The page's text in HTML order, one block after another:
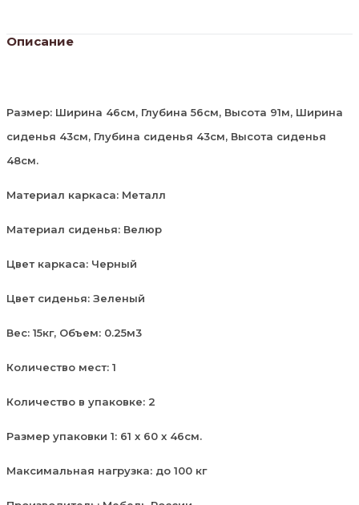
Описание
Размер: Ширина 46см, Глубина 56см, Высота 91м, Ширина
сиденья 43см, Глубина сиденья 43см, Высота сиденья
48см.
Материал каркаса: Металл
Материал сиденья: Велюр
Цвет каркаса: Черный
Цвет сиденья: Зеленый
Вес: 15кг, Объем: 0.25м3
Количество мест: 1
Количество в упаковке: 2
Размер упаковки 1: 61 х 60 х 46см.
Максимальная нагрузка: до 100 кг